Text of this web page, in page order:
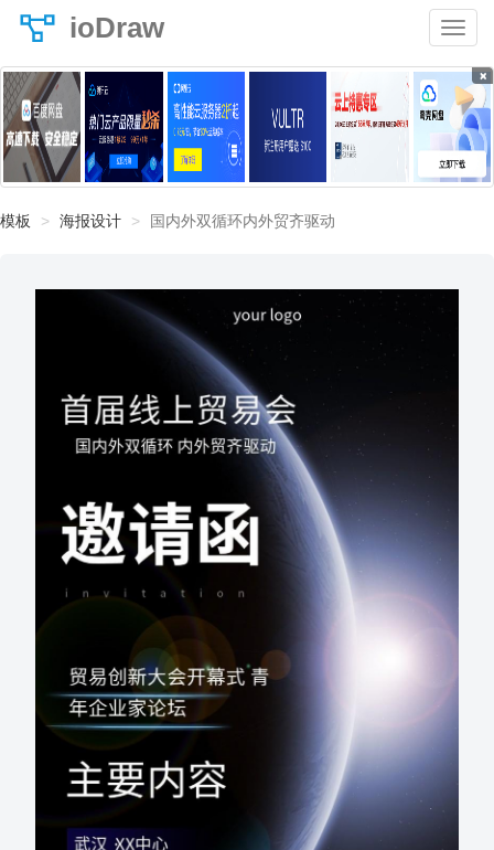
ioDraw
×
模板 海报设计 国内外双循环内外贸齐驱动